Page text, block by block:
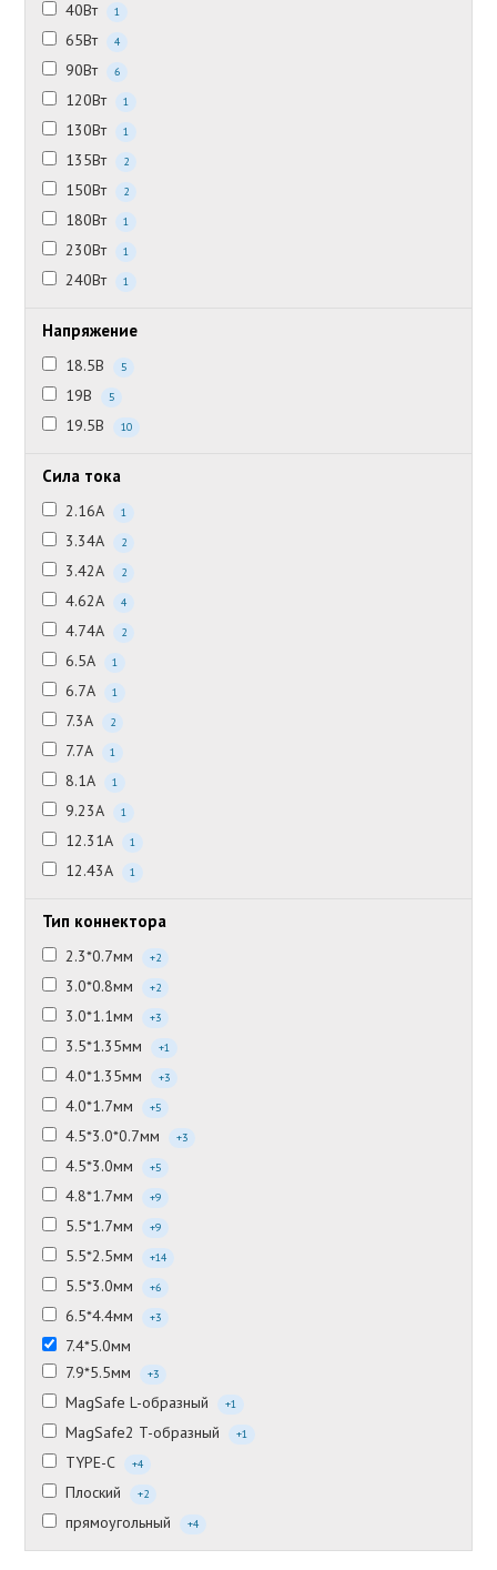
40Вт 1
65Вт 4
90Вт 6
120Вт 1
130Вт 1
135Вт 2
150Вт 2
180Вт 1
230Вт 1
240Вт 1
Напряжение
18.5В 5
19В 5
19.5В 10
Сила тока
2.16А 1
3.34А 2
3.42А 2
4.62А 4
4.74А 2
6.5А 1
6.7А 1
7.3А 2
7.7А 1
8.1А 1
9.23А 1
12.31А 1
12.43А 1
Тип коннектора
2.3*0.7мм +2
3.0*0.8мм +2
3.0*1.1мм +3
3.5*1.35мм +1
4.0*1.35мм +3
4.0*1.7мм +5
4.5*3.0*0.7мм +3
4.5*3.0мм +5
4.8*1.7мм +9
5.5*1.7мм +9
5.5*2.5мм +14
5.5*3.0мм +6
6.5*4.4мм +3
7.4*5.0мм
7.9*5.5мм
+3
MagSafe L-образный +1
MagSafe2 T-образный +1
TYPE-C +4
Плоский +2
прямоугольный +4